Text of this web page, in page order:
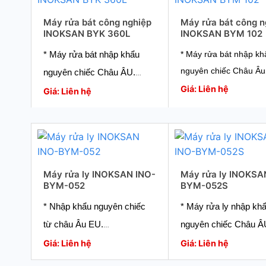
chuyên gia
* Bảo hành tận tâm chuyên
nghiệp.
* Giao hàng toàn quốc.
* Công nghệ hàng đầu
chuyên gia
nghiệp.
* Giao hàng toàn quốc.
Máy rửa bát công nghiệp
INOKSAN BYK 360L
* Máy rửa bát nhập khẩu
nguyên chiếc Châu ÂU.
* Hiệu suất hoạt động tối đa:
* Tiết kiệm năng lượng
* Vận hành dễ dàng
chuyên gia
nghiệp.
Giá: Liên hệ
Máy rửa bát công
INOKSAN BYM 102
* Máy rửa bát nhập
nguyên chiếc Châu Âu.
* Hiệu suất hoạt động
* Kích thước nhỏ gọn,
dàng lắp đặt di chuyển.
* Giao hàng nhanh
trên toàn quốc.
Giá: Liên hệ
Máy rửa ly INOKSAN INO-
BYM-052
* Nhập khẩu nguyên chiếc
từ châu Âu EU.
* Hiệu suất hoạt động tối đa:
1440 ly/giờ
Giá: Liên hệ
Máy rửa ly
BYM-052S
* Máy rửa ly nhập
nguyên chiếc Châu
* Hiệu suất hoạt động
1620 ly/giờ
Giá: Liên hệ